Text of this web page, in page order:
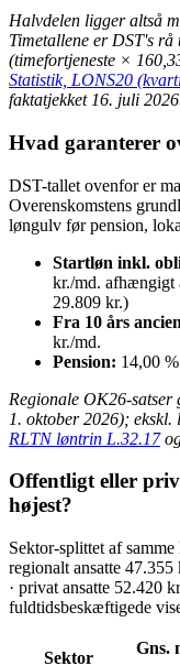
Halvdelen ligger altså
Timetallene er DST's
(timefortjeneste ×
Statistik, LONS20
faktatjekket 16. juli
Hvad garanterer
DST-tallet ovenfor er
Overenskomstens
løngulv før pension,
Startløn inkl.
kr./md. afhængigt
29.809 kr.)
Fra 10 års
kr./md.
Pension: 14,00
Regionale OK26-
1. oktober 2026);
RLTN løntrin L.32.17
Offentligt eller
højest?
Sektor-splittet af
regionalt ansatte
· privat ansatte 52.420
fuldtidsbeskæftigede
Sektor
Gns.